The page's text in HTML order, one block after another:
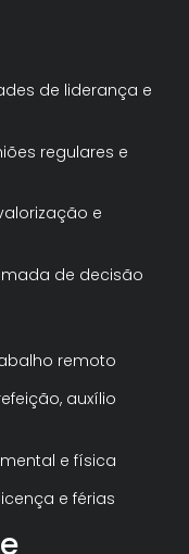
de liderança e
regulares e
e
de decisão
remoto
auxílio
e física
e férias